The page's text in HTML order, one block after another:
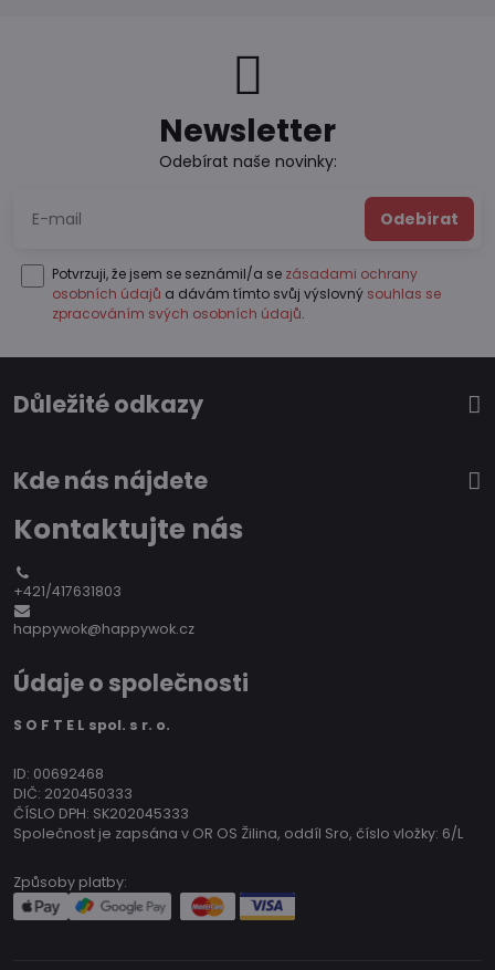
Newsletter
Odebírat naše novinky:
Odebírat
Potvrzuji, že jsem se seznámil/a se zásadami ochrany
osobních údajů a dávám tímto svůj výslovný souhlas se
zpracováním svých osobních údajů.
Důležité odkazy
Kde nás nájdete
Kontaktujte nás
+421/417631803
happywok@happywok.cz
Údaje o společnosti
S O F T E L spol. s r. o.
ID: 00692468
DIČ: 2020450333
ČÍSLO DPH: SK202045333
Společnost je zapsána v OR OS Žilina, oddíl Sro, číslo vložky: 6/L
Způsoby platby: